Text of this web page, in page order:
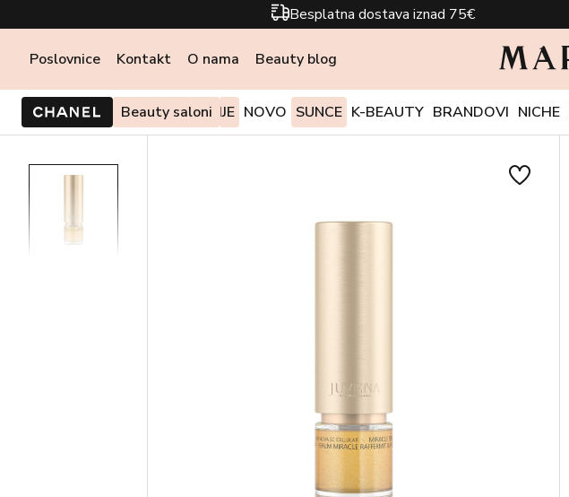
Besplatna dostava iznad 75€
Poslovnice Kontakt O nama Beauty blog
Beauty saloni
PONUDE I AKCIJE NOVO SUNCE K-BEAUTY BRANDOVI NICHE